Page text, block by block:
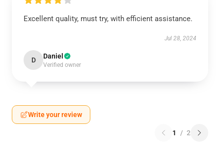
Excellent quality, must try, with efficient assistance.
Jul 28, 2024
D Daniel
Verified owner
Write your review
1 / 2